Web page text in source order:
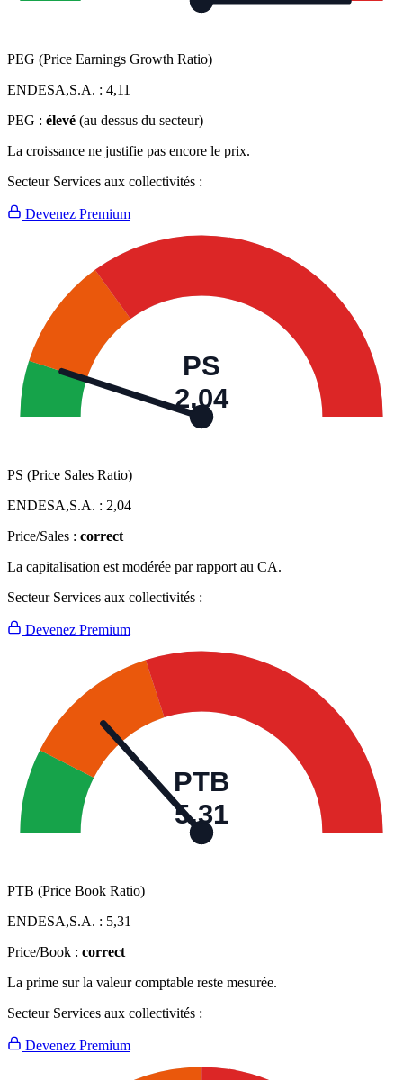
PEG (Price Earnings Growth Ratio)
ENDESA,S.A. : 4,11
PEG : élevé (au dessus du secteur)
La croissance ne justifie pas encore le prix.
Secteur Services aux collectivités :
Devenez Premium
PS
2,04
PS (Price Sales Ratio)
ENDESA,S.A. : 2,04
Price/Sales : correct
La capitalisation est modérée par rapport au CA.
Secteur Services aux collectivités :
Devenez Premium
PTB
5,31
PTB (Price Book Ratio)
ENDESA,S.A. : 5,31
Price/Book : correct
La prime sur la valeur comptable reste mesurée.
Secteur Services aux collectivités :
Devenez Premium